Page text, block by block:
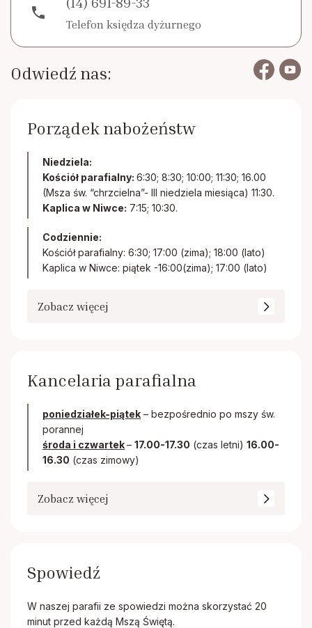
phone
Telefon księdza dyżurnego
Odwiedź nas:
Porządek nabożeństw
Niedziela:
Kościół parafialny: 6:30; 8:30; 10:00; 11:30; 16.00
(Msza św. “chrzcielna”- III niedziela miesiąca) 11:30.
Kaplica w Niwce: 7:15; 10:30.
Codziennie:
Kościół parafialny: 6:30; 17:00 (zima); 18:00 (lato)
Kaplica w Niwce: piątek -16:00(zima); 17:00 (lato)
Zobacz więcej
Kancelaria parafialna
poniedziałek-piątek – bezpośrednio po mszy św.
porannej
środa i czwartek– 17.00-17.30 (czas letni) 16.00-
16.30 (czas zimowy)
Zobacz więcej
Spowiedź
W naszej parafii ze spowiedzi można skorzystać 20
minut przed każdą Mszą Świętą.